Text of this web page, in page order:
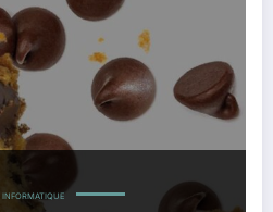
INFORMATIQUE